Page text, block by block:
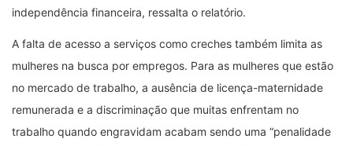
independência financeira, ressalta o relatório.
A falta de acesso a serviços como creches também limita as
mulheres na busca por empregos. Para as mulheres que estão
no mercado de trabalho, a ausência de licença-maternidade
remunerada e a discriminação que muitas enfrentam no
trabalho quando engravidam acabam sendo uma “penalidade